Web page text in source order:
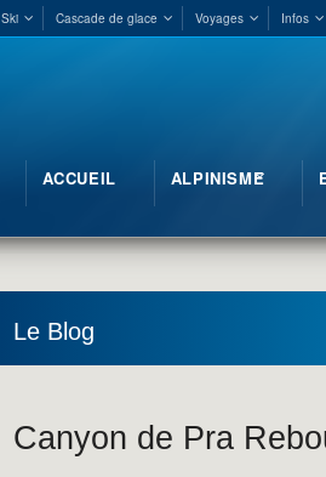
Ski Cascade de glace Voyages Infos
ACCUEIL ALPINISME
Le Blog
Canyon de Pra